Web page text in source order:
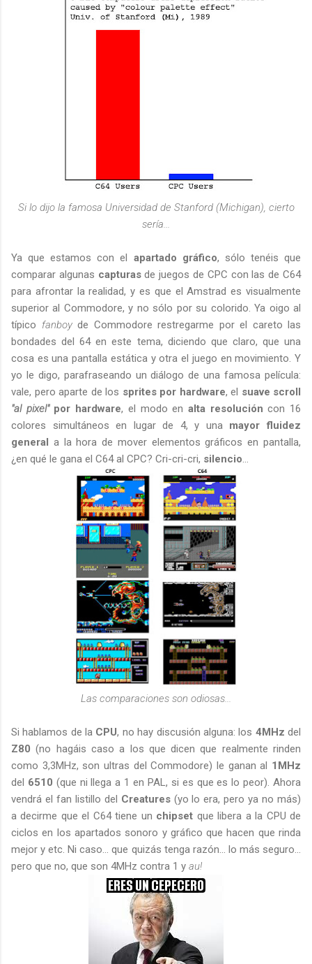
Si lo dijo la famosa Universidad de Stanford (Michigan), cierto
sería...
Ya que estamos con el apartado gráfico, sólo tenéis que
comparar algunas capturasde juegos de CPC con las de C64
para afrontar la realidad, y es que el Amstrad es visualmente
superior al Commodore, y no sólo por su colorido. Ya oigo al
típico fanboyde Commodore restregarme por el careto las
bondades del 64 en este tema, diciendo que claro, que una
cosa es una pantalla estática y otra el juego en movimiento. Y
yo le digo, parafraseando un diálogo de una famosa película:
vale, pero aparte de los sprites por hardware, el suave scroll
"al pixel"por hardware, el modo en alta resolución con 16
colores simultáneos en lugar de 4, y una mayor fluidez
general a la hora de mover elementos gráficos en pantalla,
¿en qué le gana el C64 al CPC? Cri-cri-cri, silencio
Las comparaciones son odiosas...
Si hablamos de la CPU, no hay discusión alguna: los 4MHz del
Z80 (no hagáis caso a los que dicen que realmente rinden
como 3,3MHz, son ultras del Commodore) le ganan al 1MHz
del 6510 (que ni llega a 1 en PAL, si es que es lo peor). Ahora
vendrá el fan listillo del Creatures(yo lo era, pero ya no más)
a decirme que el C64 tiene un chipset que libera a la CPU de
ciclos en los apartados sonoro y gráfico que hacen que rinda
mejor y etc. Ni caso... que quizás tenga razón... lo más seguro...
pero que no, que son 4MHz contra 1 y au!